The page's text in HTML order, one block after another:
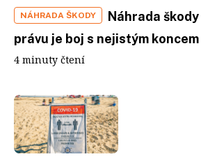
NÁHRADA ŠKODY
Náhrada
právu je boj s nejistým koncem
4 minuty čtení